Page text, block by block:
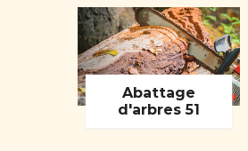
Abattage
d'arbres 51